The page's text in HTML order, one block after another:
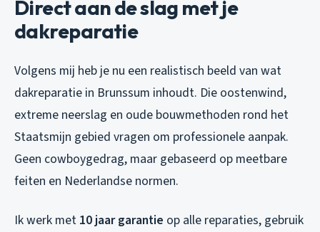
Direct aan de slag met je
dakreparatie
Volgens mij heb je nu een realistisch beeld van wat
dakreparatie in Brunssum inhoudt. Die oostenwind,
extreme neerslag en oude bouwmethoden rond het
Staatsmijn gebied vragen om professionele aanpak.
Geen cowboygedrag, maar gebaseerd op meetbare
feiten en Nederlandse normen.
Ik werk met 10 jaar garantie op alle reparaties, gebruik